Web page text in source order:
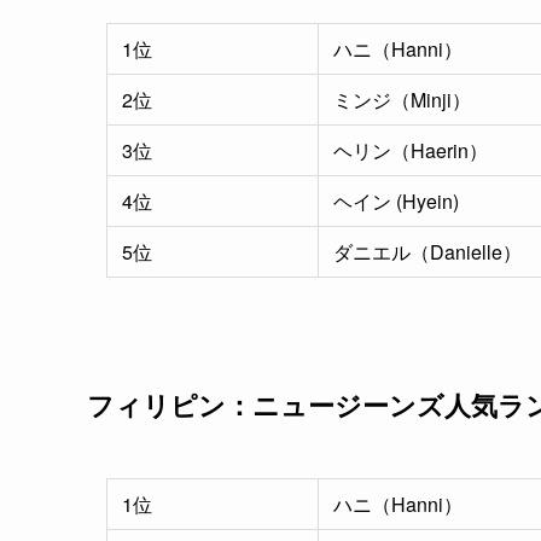
1位
ハニ（Hanni）
2位
ミンジ（Minji）
3位
ヘリン（Haerin）
4位
ヘイン (Hyein)
5位
ダニエル（Danielle）
フィリピン：ニュージーンズ人気ラ
1位
ハニ（Hanni）